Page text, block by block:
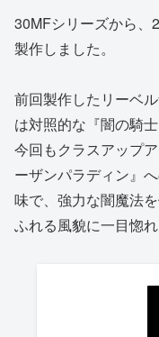
30MFシリーズから、
製作しました。
前回製作したリーベ
は対照的な『闇の騎士
今回もクラスアップ
ーザンパラディン』
味で、強力な闇魔法
ふれる風貌に一目惚